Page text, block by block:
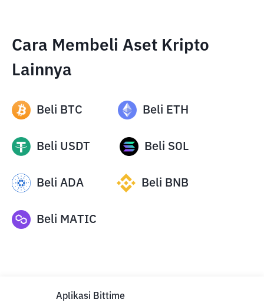
Cara Membeli Aset Kripto
Lainnya
Beli BTC Beli ETH
Beli USDT Beli SOL
Beli ADA Beli BNB
Beli MATIC
Aplikasi Bittime